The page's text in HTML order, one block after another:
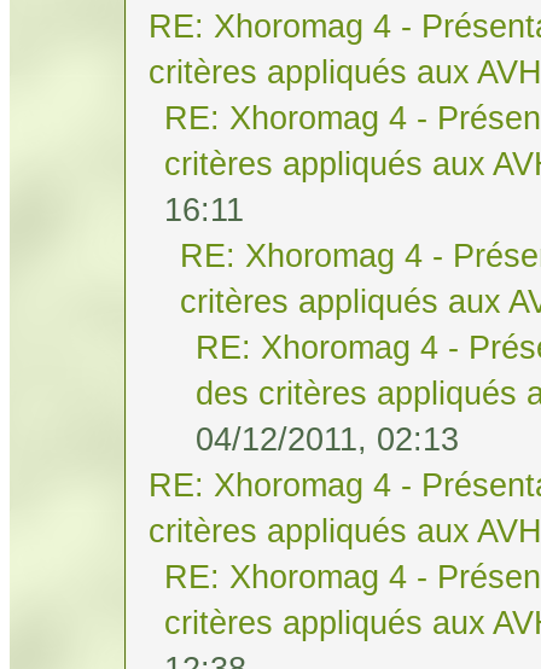
RE: Xhoromag 4 -
critères appliqués aux AVH
RE: Xhoromag 4 -
critères appliqués aux
16:11
RE: Xhoromag 4 -
critères appliqués aux
RE: Xhoromag 4 -
des critères appliqués
04/12/2011, 02:13
RE: Xhoromag 4 -
critères appliqués aux AVH
RE: Xhoromag 4 -
critères appliqués aux